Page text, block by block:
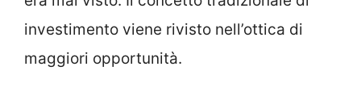
investimento viene rivisto nell’ottica di
maggiori opportunità.